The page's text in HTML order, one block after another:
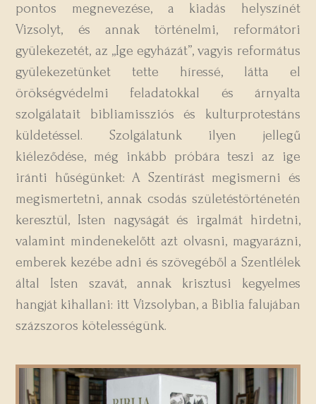
pontos megnevezése, a kiadás helyszínét
Vizsolyt, és annak történelmi, reformátori
gyülekezetét, az „Ige egyházát”, vagyis református
gyülekezetünket tette híressé, látta el
örökségvédelmi feladatokkal és árnyalta
szolgálatait bibliamissziós és kulturprotestáns
küldetéssel. Szolgálatunk ilyen jellegű
kiéleződése, még inkább próbára teszi az ige
iránti hűségünket: A Szentírást megismerni és
megismertetni, annak csodás születéstörténetén
keresztül, Isten nagyságát és irgalmát hirdetni,
valamint mindenekelőtt azt olvasni, magyarázni,
emberek kezébe adni és szövegéből a Szentlélek
által Isten szavát, annak krisztusi kegyelmes
hangját kihallani: itt Vizsolyban, a Biblia falujában
százszoros kötelességünk.